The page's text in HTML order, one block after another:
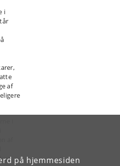
på hjemmesiden
i
af
af